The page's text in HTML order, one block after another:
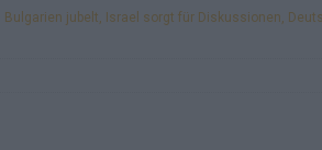
Bulgarien jubelt, Israel sorgt für Diskussionen,